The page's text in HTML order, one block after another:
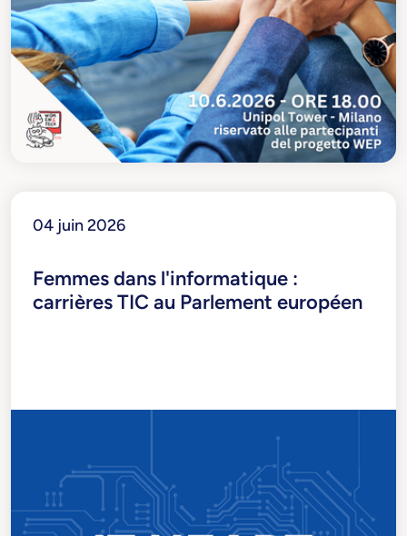
04 juin 2026
Femmes dans l'informatique :
carrières TIC au Parlement européen